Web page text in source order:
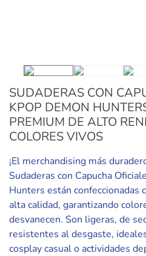
SUDADERAS CON
KPOP DEMON
PREMIUM DE ALTO
COLORES VIVOS
¡El merchandising más
Sudaderas con Capucha
Hunters están confeccionadas
alta calidad, garantizando
desvanecen. Son ligeras, de
resistentes al desgaste,
cosplay casual o actividades